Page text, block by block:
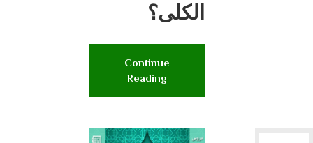
الكلى؟
Continue
Reading